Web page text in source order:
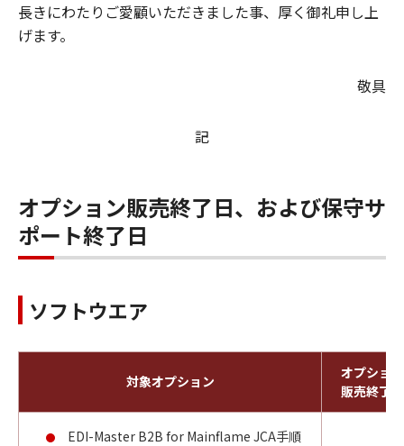
長きにわたりご愛顧いただきました事、厚く御礼申し上
げます。
敬具
記
オプション販売終了日、および保守サ
ポート終了日
ソフトウエア
対象オプション
オプション
販売終了日
EDI-Master B2B for Mainflame JCA手順